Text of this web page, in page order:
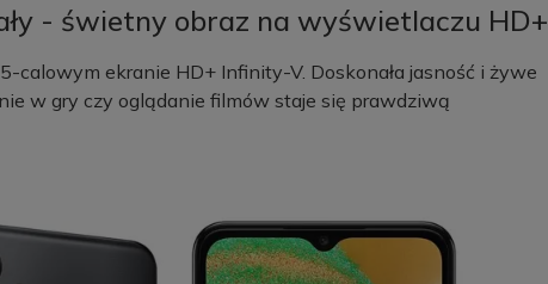
- świetny obraz na wyświetlaczu HD+
calowym ekranie HD+ Infinity-V. Doskonała jasność i żywe
w gry czy oglądanie filmów staje się prawdziwą